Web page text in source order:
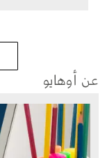
عن أوهايو
الصورة